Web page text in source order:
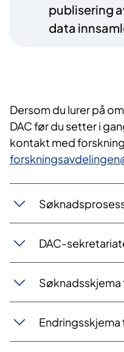
publisering
data
Dersom du lurer på
DAC før du setter i
kontakt med
DAC-
Søknadsskjema
Endringsskjema